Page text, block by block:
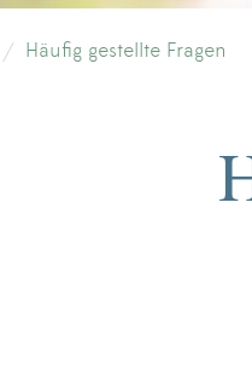
/ Häufig gestellte Fragen